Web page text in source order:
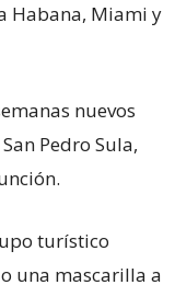
Habana, Miami y
nuevos
Pedro Sula,
turístico
una mascarilla a